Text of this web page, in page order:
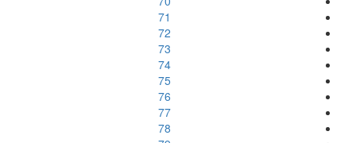
71
72
73
74
75
76
77
78